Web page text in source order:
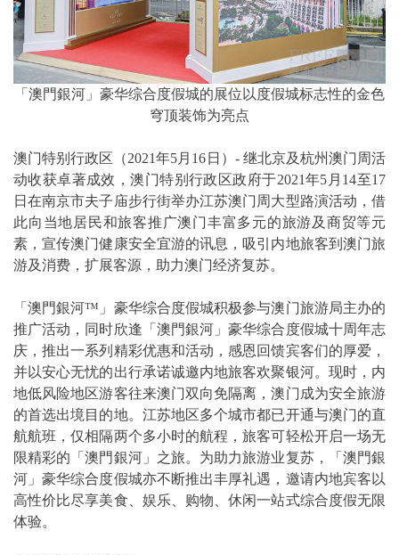
「澳門銀河」豪华综合度假城的展位以度假城标志性的金色
穹顶装饰为亮点
澳门特别行政区（2021年5月16日）- 继北京及杭州澳门周活
动收获卓著成效，澳门特别行政区政府于2021年5月14至17
日在南京市夫子庙步行街举办江苏澳门周大型路演活动，借
此向当地居民和旅客推广澳门丰富多元的旅游及商贸等元
素，宣传澳门健康安全宜游的讯息，吸引内地旅客到澳门旅
游及消费，扩展客源，助力澳门经济复苏。
「澳門銀河™」豪华综合度假城积极参与澳门旅游局主办的
推广活动，同时欣逢「澳門銀河」豪华综合度假城十周年志
庆，推出一系列精彩优惠和活动，感恩回馈宾客们的厚爱，
并以安心无忧的出行承诺诚邀内地旅客欢聚银河。现时，内
地低风险地区游客往来澳门双向免隔离，澳门成为安全旅游
的首选出境目的地。江苏地区多个城市都已开通与澳门的直
航航班，仅相隔两个多小时的航程，旅客可轻松开启一场无
限精彩的「澳門銀河」之旅。为助力旅游业复苏，「澳門銀
河」豪华综合度假城亦不断推出丰厚礼遇，邀请内地宾客以
高性价比尽享美食、娱乐、购物、休闲一站式综合度假无限
体验。